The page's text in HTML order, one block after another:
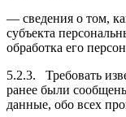
— сведения о том,
субъекта
обработка его
5.2.3. Требовать
ранее были
данные, обо всех